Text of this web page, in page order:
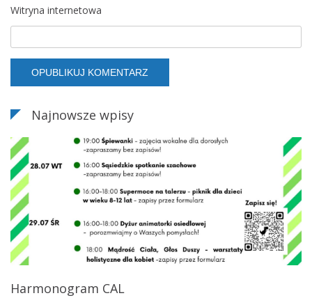
Witryna internetowa
Najnowsze wpisy
Harmonogram CAL